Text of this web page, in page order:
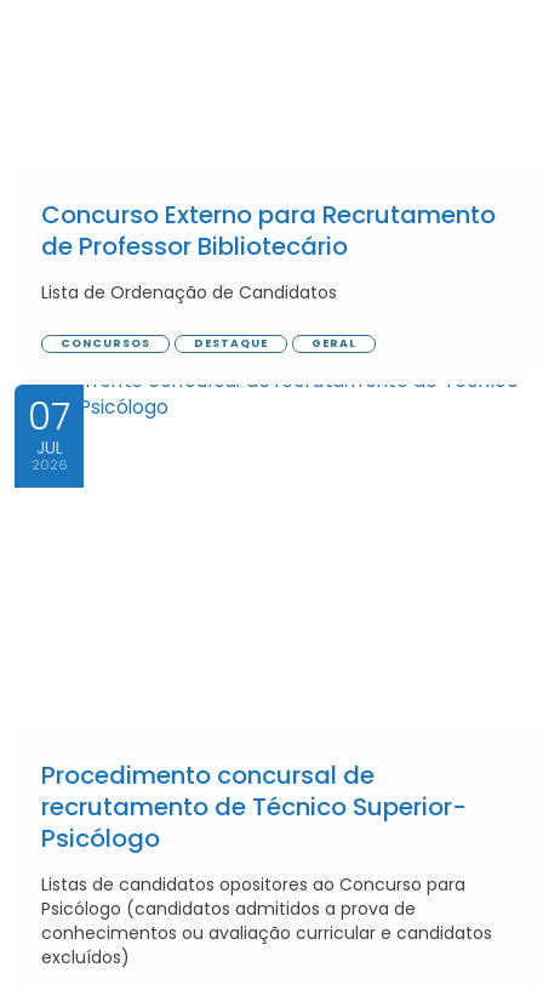
Concurso Externo para Recrutamento
de Professor Bibliotecário
Lista de Ordenação de Candidatos
CONCURSOS DESTAQUE GERAL
07
JUL
2026
Procedimento concursal de
recrutamento de Técnico Superior-
Psicólogo
Listas de candidatos opositores ao Concurso para
Psicólogo (candidatos admitidos a prova de
conhecimentos ou avaliação curricular e candidatos
excluídos)